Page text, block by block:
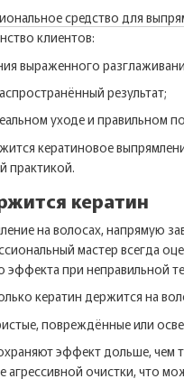
средство для
клиентов:
выраженного
результат;
уходе и правильном
кератиновое
практикой.
кератин
на волосах, напрямую
мастер всегда
при неправильной
кератин держится на
повреждённые или
эффект дольше, чем
агрессивной очистки, что